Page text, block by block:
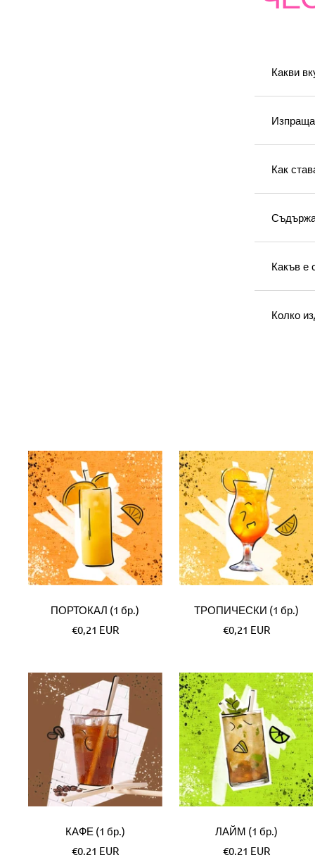
Какви
Как
Съдържа
Какъв е
Колко
ПОРТОКАЛ (1 бр.)
Специална
€0,21 EUR
ТРОПИЧЕСКИ (1 бр.)
Специална
€0,21 EUR
КАФЕ (1 бр.)
Специална
€0,21 EUR
ЛАЙМ (1 бр.)
Специална
€0,21 EUR